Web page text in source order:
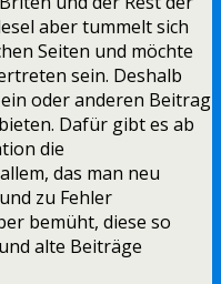
aber tummelt sich
Seiten und möchte
sein. Deshalb
oder anderen Beitrag
Dafür gibt es ab
die
das man neu
zu Fehler
bemüht, diese so
alte Beiträge